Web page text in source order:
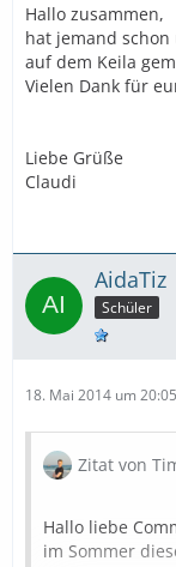
Hallo zusammen,
hat jemand schon
auf dem Keila
Vielen Dank für
Liebe Grüße
Claudi
AidaTiz
Schüler
18. Mai 2014 um 20:05
Zitat von
Hallo liebe
im Sommer